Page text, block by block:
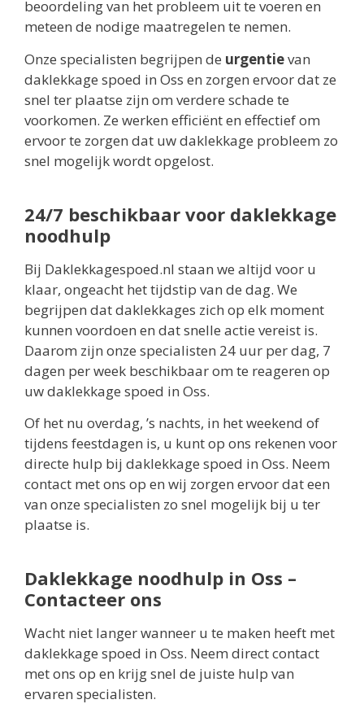
beoordeling van het probleem uit te voeren en
meteen de nodige maatregelen te nemen.
Onze specialisten begrijpen de urgentievan
daklekkage spoed in Oss en zorgen ervoor dat ze
snel ter plaatse zijn om verdere schade te
voorkomen. Ze werken efficiënt en effectief om
ervoor te zorgen dat uw daklekkage probleem zo
snel mogelijk wordt opgelost.
24/7 beschikbaar voor daklekkage
noodhulp
Bij Daklekkagespoed.nl staan we altijd voor u
klaar, ongeacht het tijdstip van de dag. We
begrijpen dat daklekkages zich op elk moment
kunnen voordoen en dat snelle actie vereist is.
Daarom zijn onze specialisten 24 uur per dag, 7
dagen per week beschikbaar om te reageren op
uw daklekkage spoed in Oss.
Of het nu overdag, ’s nachts, in het weekend of
tijdens feestdagen is, u kunt op ons rekenen voor
directe hulp bij daklekkage spoed in Oss. Neem
contact met ons op en wij zorgen ervoor dat een
van onze specialisten zo snel mogelijk bij u ter
plaatse is.
Daklekkage noodhulp in Oss –
Contacteer ons
Wacht niet langer wanneer u te maken heeft met
daklekkage spoed in Oss. Neem direct contact
met ons op en krijg snel de juiste hulp van
ervaren specialisten.